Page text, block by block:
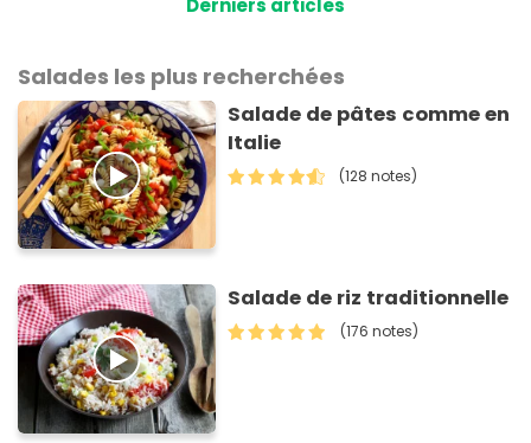
Derniers articles
Salades les plus recherchées
Salade de pâtes comme en
Italie
(128 notes)
Salade de riz traditionnelle
(176 notes)